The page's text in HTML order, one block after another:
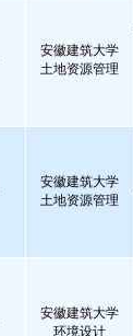
安徽建筑大学
土地资源管理
安徽建筑大学
土地资源管理
安徽建筑大学
环境设计